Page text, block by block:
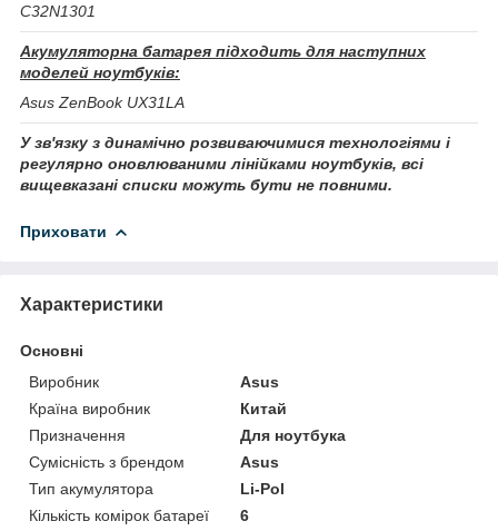
C32N1301
Акумуляторна батарея підходить для наступних
моделей ноутбуків:
Asus ZenBook UX31LA
У зв'язку з динамічно розвиваючимися технологіями і
регулярно оновлюваними лінійками ноутбуків, всі
вищевказані списки можуть бути не повними.
Приховати
Характеристики
Основні
Виробник
Asus
Країна виробник
Китай
Призначення
Для ноутбука
Сумісність з брендом
Asus
Тип акумулятора
Li-Pol
Кількість комірок батареї
6